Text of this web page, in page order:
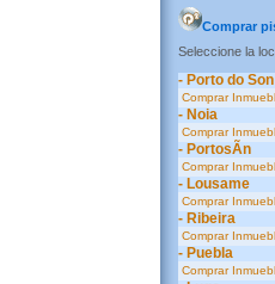
Comprar
Seleccione la
- Porto do Son
Comprar
- Noia
Comprar
- PortosÃ­n
Comprar
- Lousame
Comprar
- Ribeira
Comprar
- Puebla
Comprar